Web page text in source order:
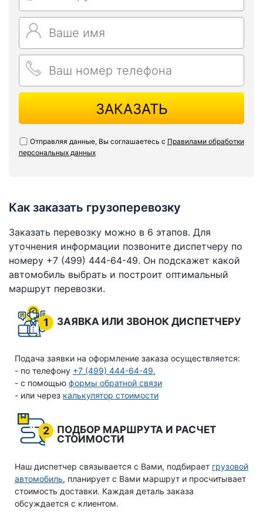
ЗАКАЗАТЬ
Отправляя данные, Вы соглашаетесь с Правилами обработки
персональных данных
Как заказать грузоперевозку
Заказать перевозку можно в 6 этапов. Для
уточнения информации позвоните диспетчеру по
номеру +7 (499) 444-64-49. Он подскажет какой
автомобиль выбрать и построит оптимальный
маршрут перевозки.
1 ЗАЯВКА ИЛИ ЗВОНОК ДИСПЕТЧЕРУ
Подача заявки на оформление заказа осуществляется:
- по телефону +7 (499) 444-64-49,
- с помощью формы обратной связи
- или через калькулятор стоимости
2
ПОДБОР МАРШРУТА И РАСЧЕТ
СТОИМОСТИ
Наш диспетчер связывается с Вами, подбирает грузовой
автомобиль, планирует с Вами маршрут и просчитывает
стоимость доставки. Каждая деталь заказа
обсуждается с клиентом.